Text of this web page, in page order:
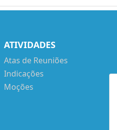
ATIVIDADES
Atas de Reuniões
Indicações
Moções